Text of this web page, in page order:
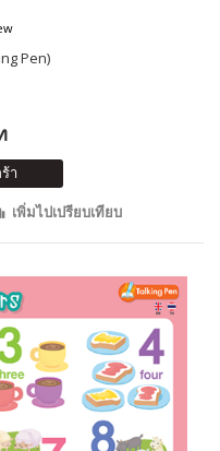
Pen)
า
เพิ่มไปเปรียบเทียบ